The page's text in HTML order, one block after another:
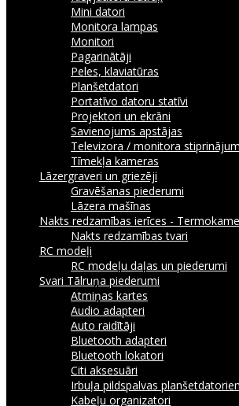
Mini datori
Monitora lampas
Monitori
Pagarinātāji
Peles, klaviatūras
Planšetdatori
Portatīvo datoru statīvi
Projektori un ekrāni
Savienojums apstājas
Televizora / monitora
Tīmekļa kameras
Lāzergraveri un griezēji
Gravēšanas piederumi
Lāzera mašīnas
Nakts redzamības ierīces -
Nakts redzamības tvari
RC modeļi
RC modeļu daļas un piederumi
Svari Tālruņa piederumi
Atmiņas kartes
Audio adapteri
Auto raidītāji
Bluetooth adapteri
Bluetooth lokatori
Citi aksesuāri
Irbuļa pildspalvas
Kabeļu organizatori